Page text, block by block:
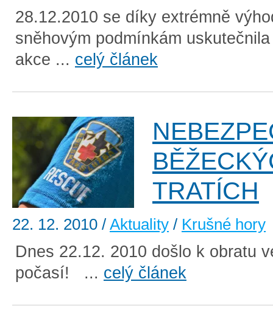
28.12.2010 se díky extrémně
sněhovým podmínkám
akce ... celý článek
TRATÍCH
22. 12. 2010 / Aktuality / Krušné hory
Dnes 22.12. 2010 došlo k obratu
počasí! ... celý článek